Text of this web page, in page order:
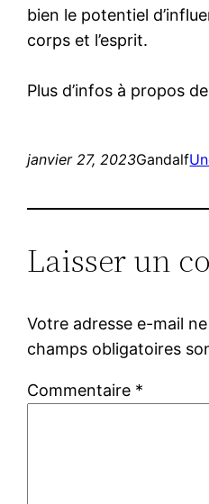
bien le potentiel
corps et l’esprit.
Plus d’infos à propos de
janvier 27, 2023Gandalf
Laisser un
Votre adresse e-mail
champs obligatoires
Commentaire *